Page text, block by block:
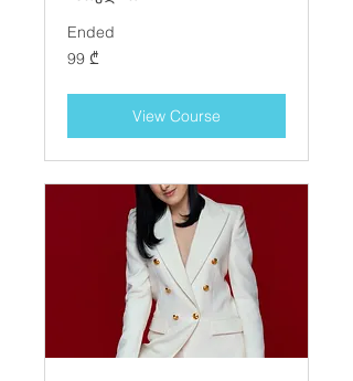
Ended
99
ქართული
99 ₾
View Course